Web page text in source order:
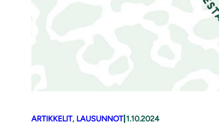
ARTIKKELIT, LAUSUNNOT| 1.10.2024